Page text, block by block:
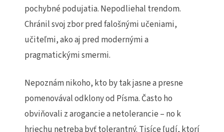
pochybné podujatia. Nepodliehal trendom.
Chránil svoj zbor pred falošnými učeniami,
učiteľmi, ako aj pred modernými a
pragmatickými smermi.
Nepoznám nikoho, kto by tak jasne a presne
pomenovával odklony od Písma. Často ho
obviňovali z arogancie a netolerancie – no k
hriechu netreba byť tolerantný. Tisíce ľudí, ktorí